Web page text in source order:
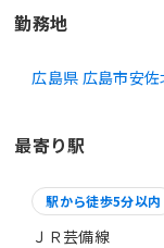
勤務地
広島県 広島市安佐
最寄り駅
駅から徒歩5分以内
ＪＲ芸備線